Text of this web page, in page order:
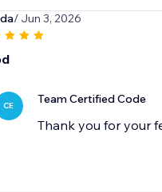
/ Jun 3, 2026
CE Team Certified Code
Thank you for your